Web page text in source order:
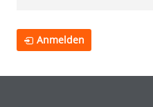
Anmelden